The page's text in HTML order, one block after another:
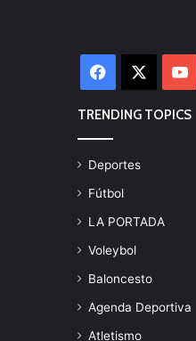
Facebook
TRENDING TOPICS
Deportes
Fútbol
LA PORTADA
Voleybol
Baloncesto
Agenda Deportiva
Atletismo